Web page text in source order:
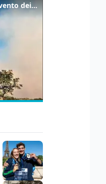
Incendio tra Duino e Monfalcone: l’intervento dei vigili del fuoco